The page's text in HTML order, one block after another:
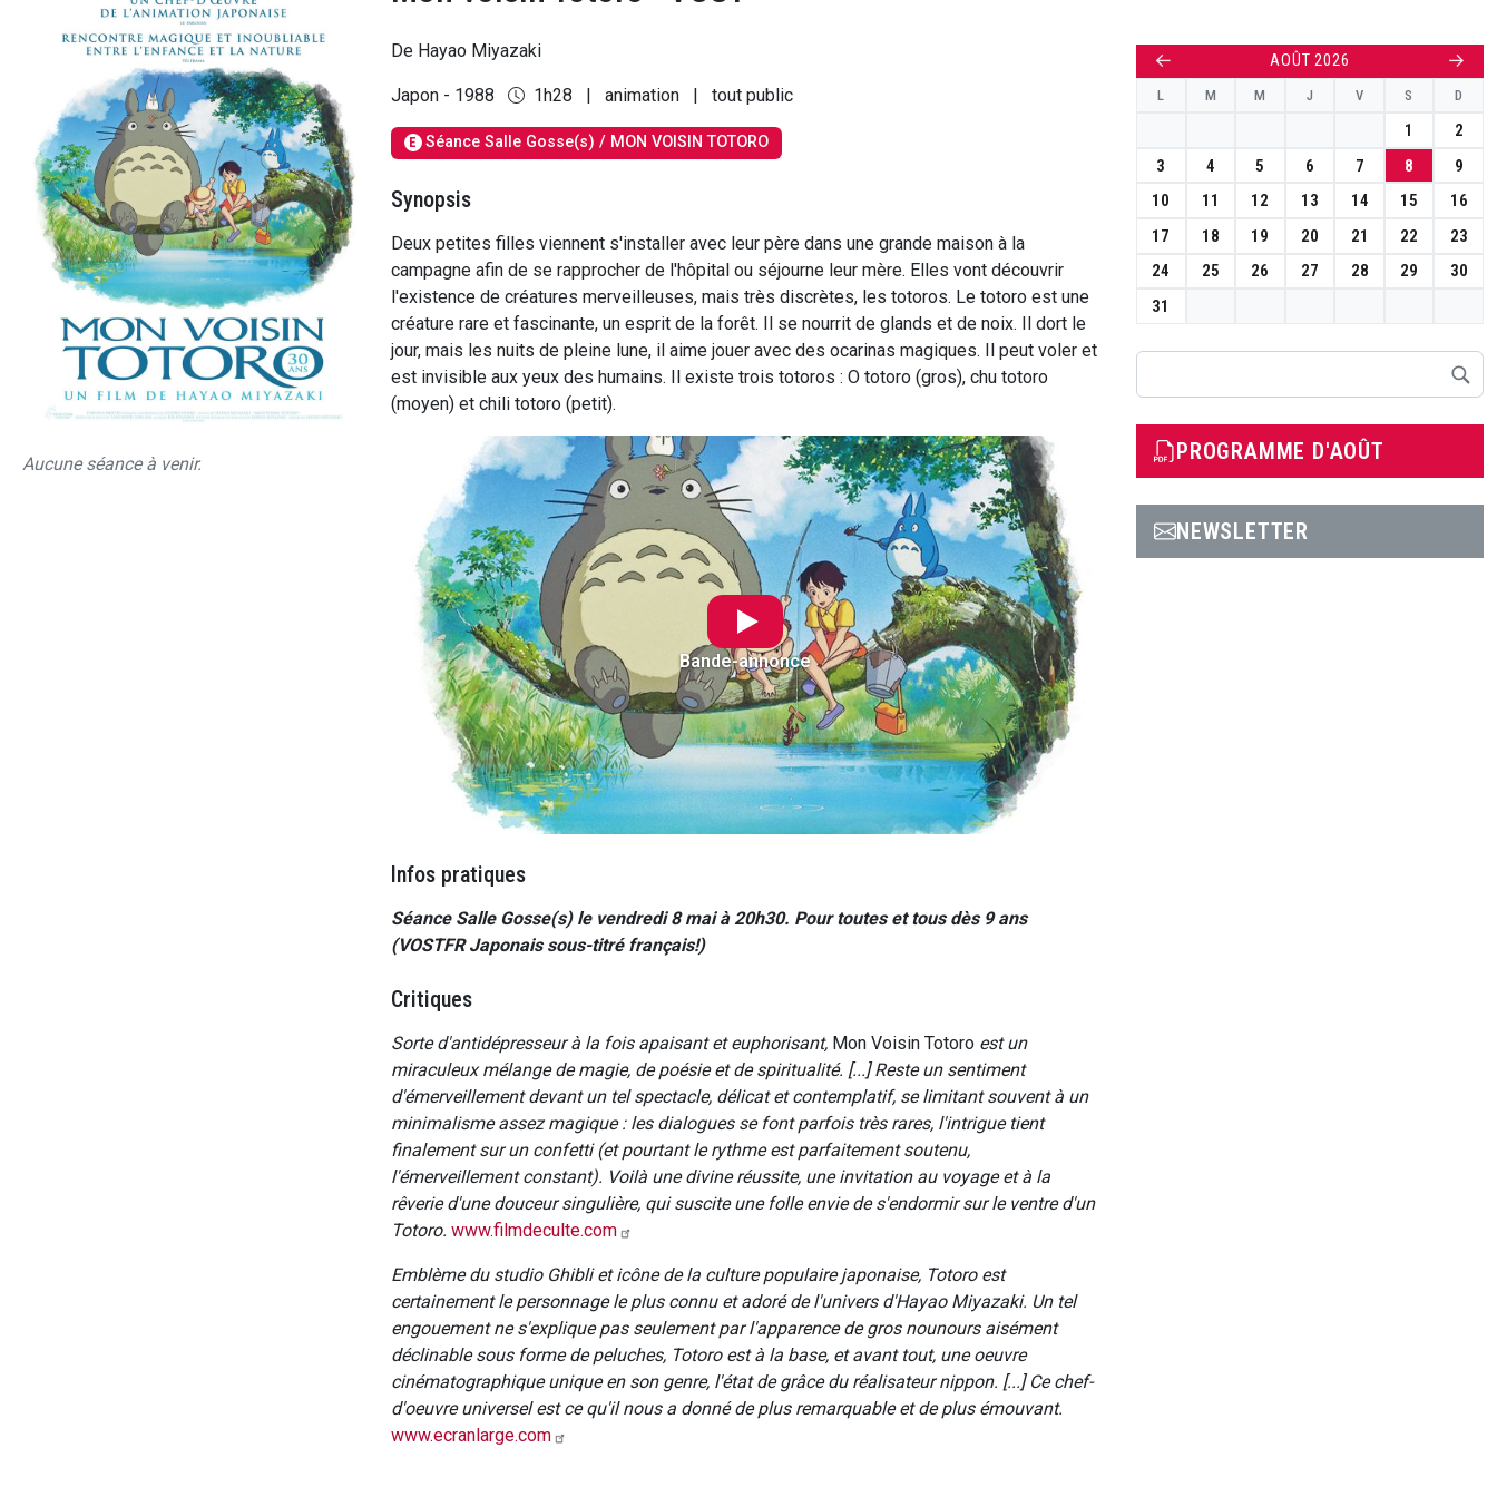
Aucune séance à venir.
De Hayao Miyazaki
Japon - 1988 1h28 | animation | tout public
E Séance Salle Gosse(s) / MON VOISIN TOTORO
Synopsis
Deux petites filles viennent s'installer avec leur père dans une grande maison à la
campagne afin de se rapprocher de l'hôpital ou séjourne leur mère. Elles vont découvrir
l'existence de créatures merveilleuses, mais très discrètes, les totoros. Le totoro est une
créature rare et fascinante, un esprit de la forêt. Il se nourrit de glands et de noix. Il dort le
jour, mais les nuits de pleine lune, il aime jouer avec des ocarinas magiques. Il peut voler et
est invisible aux yeux des humains. Il existe trois totoros : O totoro (gros), chu totoro
(moyen) et chili totoro (petit).
Bande-annonce
Infos pratiques
Séance Salle Gosse(s) le vendredi 8 mai à 20h30. Pour toutes et tous dès 9 ans
(VOSTFR Japonais sous-titré français!)
Critiques
Sorte d'antidépresseur à la fois apaisant et euphorisant, Mon Voisin Totoro est un
miraculeux mélange de magie, de poésie et de spiritualité. [...] Reste un sentiment
d'émerveillement devant un tel spectacle, délicat et contemplatif, se limitant souvent à un
minimalisme assez magique : les dialogues se font parfois très rares, l'intrigue tient
finalement sur un confetti (et pourtant le rythme est parfaitement soutenu,
l'émerveillement constant). Voilà une divine réussite, une invitation au voyage et à la
rêverie d'une douceur singulière, qui suscite une folle envie de s'endormir sur le ventre d'un
Totoro. www.filmdeculte.com
Emblème du studio Ghibli et icône de la culture populaire japonaise, Totoro est
certainement le personnage le plus connu et adoré de l'univers d'Hayao Miyazaki. Un tel
engouement ne s'explique pas seulement par l'apparence de gros nounours aisément
déclinable sous forme de peluches, Totoro est à la base, et avant tout, une oeuvre
cinématographique unique en son genre, l'état de grâce du réalisateur nippon. [...] Ce chef-
d'oeuvre universel est ce qu'il nous a donné de plus remarquable et de plus émouvant.
www.ecranlarge.com
← AOÛT 2026 →
L M M J V S D
1
2
3
4 5 6 7 8
9
10
11 12 13 14 15
16
17
18 19 20 21 22
23
24
25 26 27 28 29
30
31
PROGRAMME D'AOÛT
NEWSLETTER